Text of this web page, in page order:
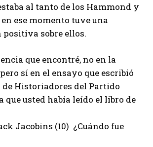
al tanto de los Hammond y
ese momento tuve una
sobre ellos.
que encontré, no en la
sí en el ensayo que escribió
de Historiadores del Partido
que usted había leído el libro de
Jacobins (10) ¿Cuándo fue